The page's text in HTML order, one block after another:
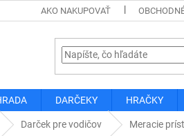
AKO NAKUPOVAŤ
DARČEKY HRAČKY
Darček pre vodičov Meracie